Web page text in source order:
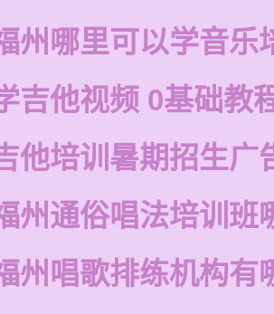
州哪里可以学音乐
吉他视频 0基础教
他培训暑期招生广
州通俗唱法培训班
州唱歌排练机构有